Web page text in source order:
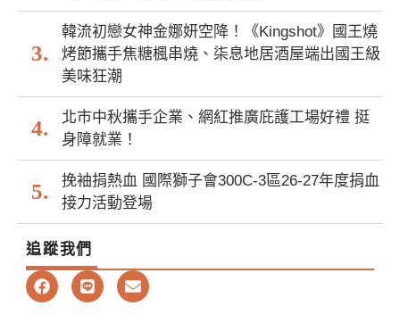
韓流初戀女神金娜妍空降！《Kingshot》國王燒
烤節攜手焦糖楓串燒、柒息地居酒屋端出國王級
美味狂潮
北市中秋攜手企業、網紅推廣庇護工場好禮 挺
身障就業！
挽袖捐熱血 國際獅子會300C-3區26-27年度捐血
接力活動登場
追蹤我們
F
a
L
i
E
n